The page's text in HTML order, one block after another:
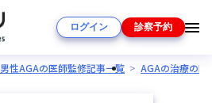
ログイン 診察予約
男性AGAの医師監修記事一覧 AGAの治療の医